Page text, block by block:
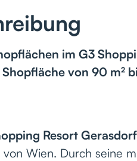
im G3
von 90 m²
Resort Gerasdorf
Wien. Durch seine